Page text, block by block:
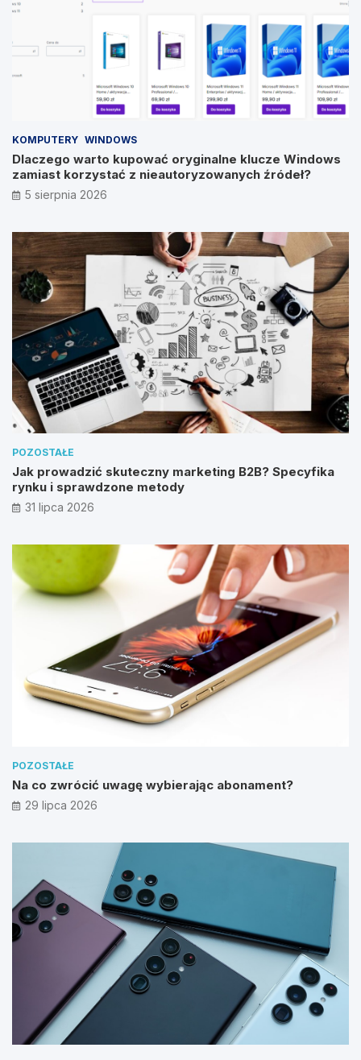
KOMPUTERY WINDOWS
Dlaczego warto kupować oryginalne klucze Windows
zamiast korzystać z nieautoryzowanych źródeł?
5 sierpnia 2026
POZOSTAŁE
Jak prowadzić skuteczny marketing B2B? Specyfika
rynku i sprawdzone metody
31 lipca 2026
POZOSTAŁE
Na co zwrócić uwagę wybierając abonament?
29 lipca 2026